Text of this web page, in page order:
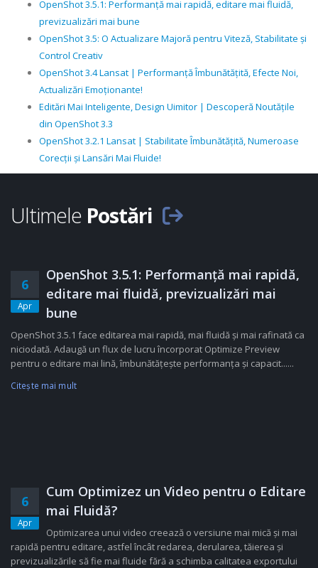
OpenShot 3.5.1: Performanță mai rapidă, editare mai fluidă,
previzualizări mai bune
OpenShot 3.5: O Actualizare Majoră pentru Viteză, Stabilitate și
Control Creativ
OpenShot 3.4 Lansat | Performanță Îmbunătățită, Efecte Noi,
Actualizări Emoționante!
Editări Mai Inteligente, Design Uimitor | Descoperă Noutățile
din OpenShot 3.3
OpenShot 3.2.1 Lansat | Stabilitate Îmbunătățită, Numeroase
Corecții și Lansări Mai Fluide!
Ultimele Postări
6
Apr
OpenShot 3.5.1: Performanță mai rapidă,
editare mai fluidă, previzualizări mai
bune
OpenShot 3.5.1 face editarea mai rapidă, mai fluidă și mai rafinată ca
niciodată. Adaugă un flux de lucru încorporat Optimize Preview
pentru o editare mai lină, îmbunătățește performanța și capacit......
Citeşte mai mult
6
Apr
Cum Optimizez un Video pentru o Editare
mai Fluidă?
Optimizarea unui video creează o versiune mai mică și mai
rapidă pentru editare, astfel încât redarea, derularea, tăierea și
previzualizările să fie mai fluide fără a schimba calitatea exportului